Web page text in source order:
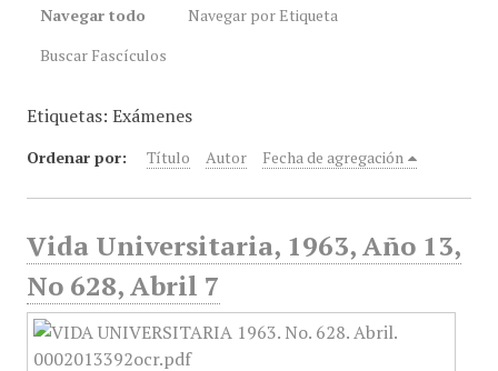
Navegar todo
Navegar por Etiqueta
Buscar Fascículos
Etiquetas: Exámenes
Ordenar por: Título Autor Fecha de agregación
Vida Universitaria, 1963, Año 13,
No 628, Abril 7